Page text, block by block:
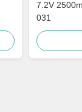
7.2V
031